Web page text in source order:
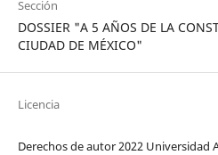
Sección
DOSSIER "A 5 AÑOS DE LA
CIUDAD DE MÉXICO"
Licencia
Derechos de autor 2022